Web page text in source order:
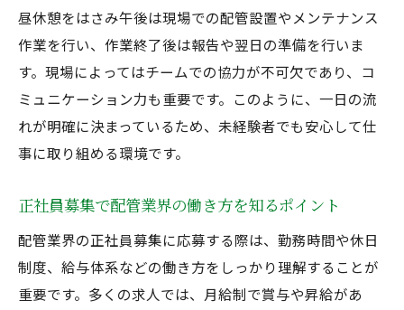
昼休憩をはさみ午後は現場での配管設置やメンテナンス
作業を行い、作業終了後は報告や翌日の準備を行いま
す。現場によってはチームでの協力が不可欠であり、コ
ミュニケーション力も重要です。このように、一日の流
れが明確に決まっているため、未経験者でも安心して仕
事に取り組める環境です。
正社員募集で配管業界の働き方を知るポイント
配管業界の正社員募集に応募する際は、勤務時間や休日
制度、給与体系などの働き方をしっかり理解することが
重要です。多くの求人では、月給制で賞与や昇給があ